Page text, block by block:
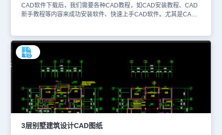
CAD软件下载后，我们需要各种CAD教程，如CAD安装教程、CAD
新手教程等内容来成功安装软件、快速上手CAD软件。尤其是CAD
饰图纸资源中、使用CAD软件绘制的别墅装饰设计CAD图纸。该
CAD图纸是DWG格式，大家可以使用浩辰CAD软件、浩辰CAD看图
王进行图纸查看。以下为您截取了一些图纸的预览图。该别墅装饰设
计CAD图纸包含有平面布置图、地面布置图、插座布置图、顶面灯具
布置图、顶面布置尺寸图、冷热水布置图、施工尺寸图、立面索引
图、结构敲墙图、结构砌墙图、地暖图等内容。这些图纸的具体绘制
方法，在CAD新手教程中都有，大家可以跟着学习。1、平面布置图
2、地面布置图3、插座布置图CAD软件下载、学习以及中高阶应
用，都需要海量的CAD教程资源支撑，也需要我们仔细甄别，在参照
CAD教程的基础上，边学边练。更多关于别墅装饰设计CAD图纸、
更多CAD图纸资源，大家都可以在浩辰CAD官网进行学习。本图纸
3层别墅建筑设计CAD图纸​